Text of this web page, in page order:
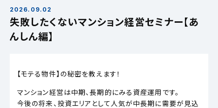
2026.09.02
失敗したくないマンション経営セミナー【あ
んしん編】
【モテる物件】の秘密を教えます！
マンション経営は中期、長期的にみる資産運用です。
今後の将来、投資エリアとして人気が中長期に需要が見込